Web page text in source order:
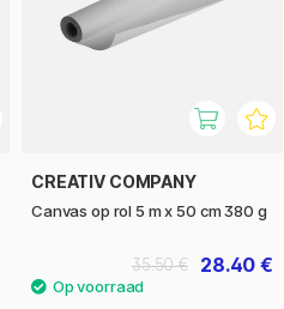
CREATIV COMPANY
Canvas op rol 5 m x 50 cm 380 g
28.40 €
35.50 €